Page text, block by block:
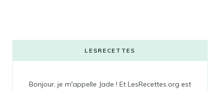
LESRECETTES
Bonjour, je m'appelle Jade ! Et LesRecettes.org est